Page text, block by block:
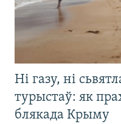
Ні газу, ні
турыстаў: як
блякада Крыму